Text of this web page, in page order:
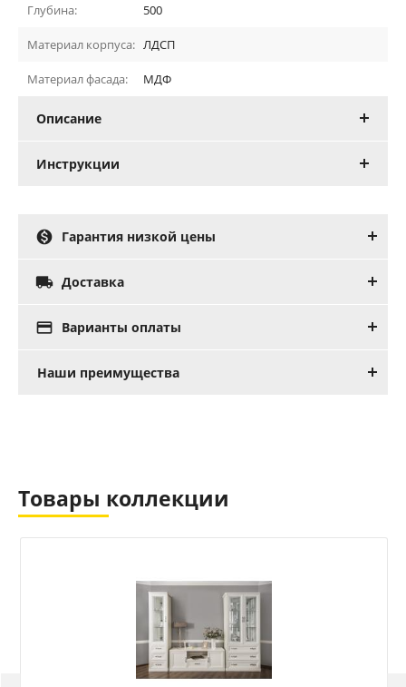
Глубина: 500
Материал корпуса: ЛДСП
Материал фасада: МДФ
Описание
Инструкции
 Гарантия низкой цены
 Доставка
 Варианты оплаты
Наши преимущества
Товары коллекции